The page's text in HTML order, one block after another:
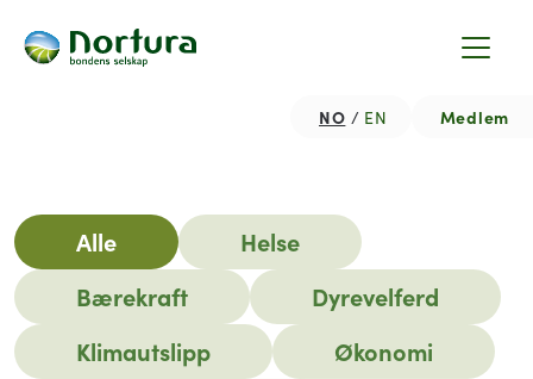
Medlem
NO EN
Alle
Helse
Bærekraft
Dyrevelferd
Klimautslipp
Økonomi